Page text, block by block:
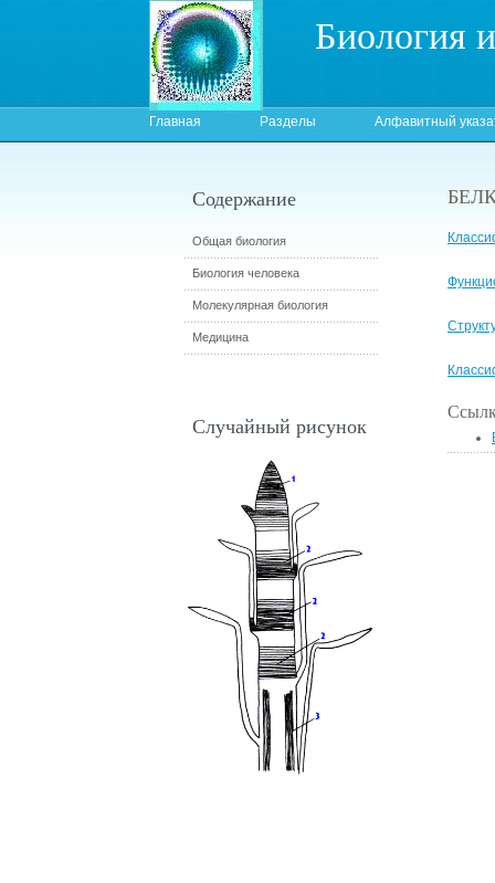
Биология
Главная Разделы Алфавитный
Содержание
Общая биология
Биология человека
Молекулярная биология
Медицина
Случайный рисунок